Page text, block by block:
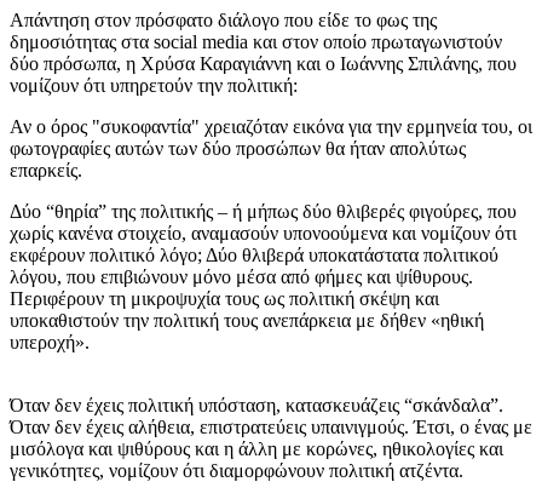
Απάντηση στον πρόσφατο διάλογο που είδε το φως της
δημοσιότητας στα social media και στον οποίο πρωταγωνιστούν
δύο πρόσωπα, η Χρύσα Καραγιάννη και ο Ιωάννης Σπιλάνης, που
νομίζουν ότι υπηρετούν την πολιτική:
Αν ο όρος "συκοφαντία" χρειαζόταν εικόνα για την ερμηνεία του, οι
φωτογραφίες αυτών των δύο προσώπων θα ήταν απολύτως
επαρκείς.
Δύο “θηρία” της πολιτικής – ή μήπως δύο θλιβερές φιγούρες, που
χωρίς κανένα στοιχείο, αναμασούν υπονοούμενα και νομίζουν ότι
εκφέρουν πολιτικό λόγο; Δύο θλιβερά υποκατάστατα πολιτικού
λόγου, που επιβιώνουν μόνο μέσα από φήμες και ψίθυρους.
Περιφέρουν τη μικροψυχία τους ως πολιτική σκέψη και
υποκαθιστούν την πολιτική τους ανεπάρκεια με δήθεν «ηθική
υπεροχή».
Όταν δεν έχεις πολιτική υπόσταση, κατασκευάζεις “σκάνδαλα”.
Όταν δεν έχεις αλήθεια, επιστρατεύεις υπαινιγμούς. Έτσι, ο ένας με
μισόλογα και ψιθύρους και η άλλη με κορώνες, ηθικολογίες και
γενικότητες, νομίζουν ότι διαμορφώνουν πολιτική ατζέντα.